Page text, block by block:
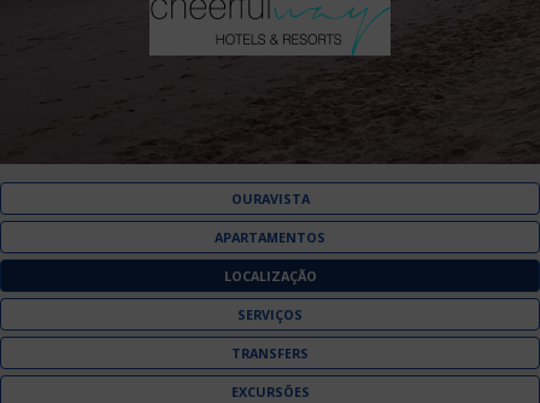
OURAVISTA
APARTAMENTOS
LOCALIZAÇÃO
SERVIÇOS
TRANSFERS
EXCURSÕES